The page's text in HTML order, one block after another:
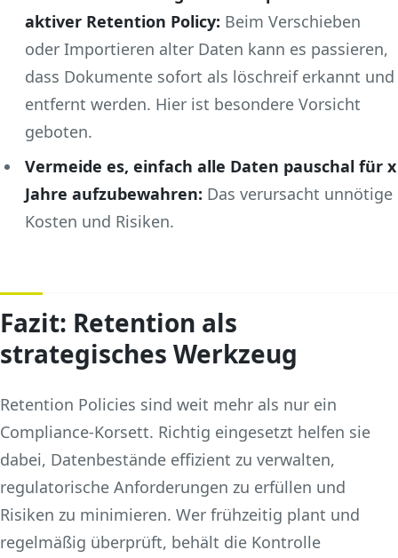
aktiver Retention Policy: Beim Verschieben
oder Importieren alter Daten kann es passieren,
dass Dokumente sofort als löschreif erkannt und
entfernt werden. Hier ist besondere Vorsicht
geboten.
Vermeide es, einfach alle Daten pauschal für x
Jahre aufzubewahren: Das verursacht unnötige
Kosten und Risiken.
Fazit: Retention als
strategisches Werkzeug
Retention Policies sind weit mehr als nur ein
Compliance-Korsett. Richtig eingesetzt helfen sie
dabei, Datenbestände effizient zu verwalten,
regulatorische Anforderungen zu erfüllen und
Risiken zu minimieren. Wer frühzeitig plant und
regelmäßig überprüft, behält die Kontrolle